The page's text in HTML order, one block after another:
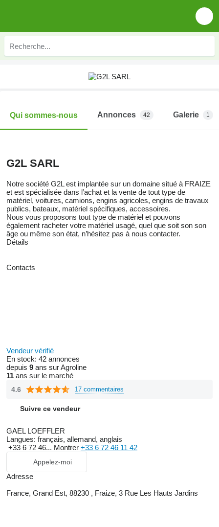
Qui sommes-nous Annonces 42 Galerie 1
G2L SARL
Notre société G2L est implantée sur un domaine situé à FRAIZE
et est spécialisée dans l’achat et la vente de tout type de
matériel, voitures, camions, engins agricoles, engins de travaux
publics, bateaux, matériel spécifiques, accessoires.
Nous vous proposons tout type de matériel et pouvons
également racheter votre matériel usagé, quel que soit son son
âge ou même son état, n’hésitez pas à nous contacter.
Détails
Contacts
Vendeur vérifié
En stock: 42 annonces
depuis 9 ans sur Agroline
11 ans sur le marché
4.6 17 commentaires
Suivre ce vendeur
GAEL LOEFFLER
Langues: français, allemand, anglais
+33 6 72 46... Montrer +33 6 72 46 11 42
Appelez-moi
Adresse
France, Grand Est, 88230 , Fraize, 3 Rue Les Hauts Jardins